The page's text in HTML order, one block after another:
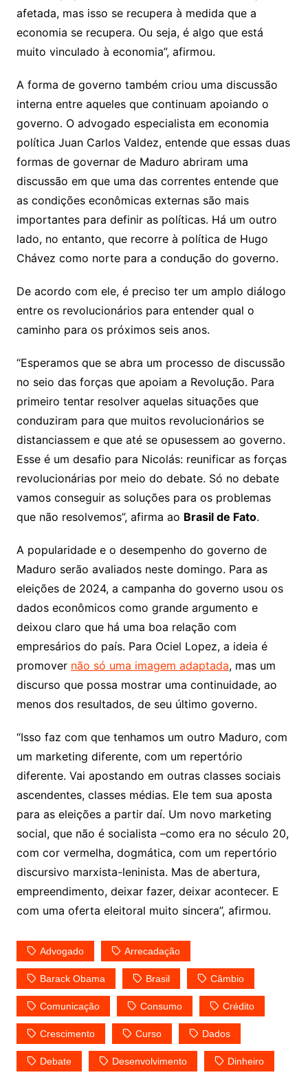
afetada, mas isso se recupera à medida que a
economia se recupera. Ou seja, é algo que está
muito vinculado à economia”, afirmou.
A forma de governo também criou uma discussão
interna entre aqueles que continuam apoiando o
governo. O advogado especialista em economia
política Juan Carlos Valdez, entende que essas duas
formas de governar de Maduro abriram uma
discussão em que uma das correntes entende que
as condições econômicas externas são mais
importantes para definir as políticas. Há um outro
lado, no entanto, que recorre à política de Hugo
Chávez como norte para a condução do governo.
De acordo com ele, é preciso ter um amplo diálogo
entre os revolucionários para entender qual o
caminho para os próximos seis anos.
“Esperamos que se abra um processo de discussão
no seio das forças que apoiam a Revolução. Para
primeiro tentar resolver aquelas situações que
conduziram para que muitos revolucionários se
distanciassem e que até se opusessem ao governo.
Esse é um desafio para Nicolás: reunificar as forças
revolucionárias por meio do debate. Só no debate
vamos conseguir as soluções para os problemas
que não resolvemos”, afirma ao Brasil de Fato.
A popularidade e o desempenho do governo de
Maduro serão avaliados neste domingo. Para as
eleições de 2024, a campanha do governo usou os
dados econômicos como grande argumento e
deixou claro que há uma boa relação com
empresários do país. Para Ociel Lopez, a ideia é
promover não só uma imagem adaptada, mas um
discurso que possa mostrar uma continuidade, ao
menos dos resultados, de seu último governo.
“Isso faz com que tenhamos um outro Maduro, com
um marketing diferente, com um repertório
diferente. Vai apostando em outras classes sociais
ascendentes, classes médias. Ele tem sua aposta
para as eleições a partir daí. Um novo marketing
social, que não é socialista –como era no século 20,
com cor vermelha, dogmática, com um repertório
discursivo marxista-leninista. Mas de abertura,
empreendimento, deixar fazer, deixar acontecer. E
com uma oferta eleitoral muito sincera”, afirmou.
Advogado Arrecadação
Barack Obama Brasil Câmbio
Comunicação Consumo Crédito
Crescimento Curso Dados
Debate Desenvolvimento Dinheiro